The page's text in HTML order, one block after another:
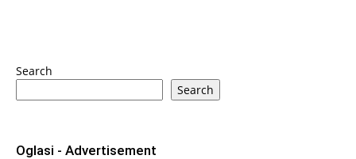
Search
Search
Oglasi - Advertisement